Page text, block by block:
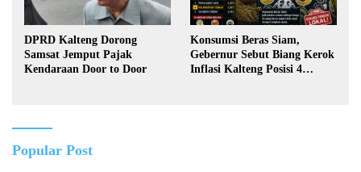
DPRD Kalteng Dorong
Samsat Jemput Pajak
Kendaraan Door to Door
Konsumsi Beras Siam,
Gebernur Sebut Biang Kerok
Inflasi Kalteng Posisi 4
Popular Post